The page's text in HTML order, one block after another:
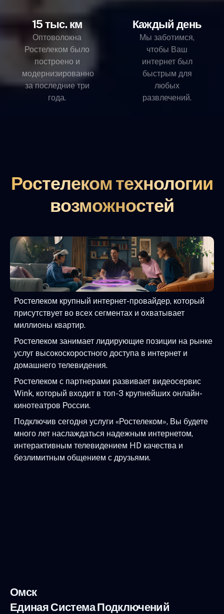
15 тыс. км
Оптоволокна
Ростелеком было
построено и
модернизированно
за последние три
года.
Каждый день
Мы заботимся,
чтобы Ваш
интернет был
быстрым для
любых
развлечений.
Ростелеком технологии
возможностей
Ростелеком крупный интернет-провайдер, который
присутствует во всех сегментах и охватывает
миллионы квартир.
Ростелеком занимает лидирующие позиции на рынке
услуг высокоскоростного доступа в интернет и
домашнего телевидения.
Ростелеком с партнерами развивает видеосервис
Wink, который входит в топ-3 крупнейших онлайн-
кинотеатров России.
Подключив сегодня услуги «Ростелеком», Вы будете
много лет наслаждаться надежным интернетом,
интерактивным телевидением HD качества и
безлимитным общением с друзьями.
Омск
Единая Система Подключений